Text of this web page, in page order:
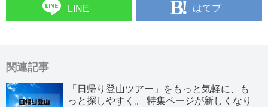
LINE はてブ
関連記事
「日帰り登山ツアー」をもっと気軽に、も
っと探しやすく。 特集ページが新しくなり